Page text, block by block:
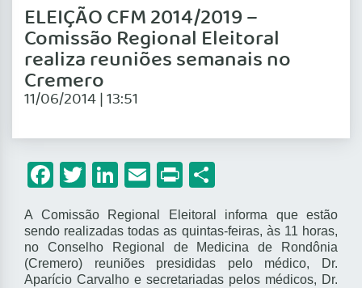
ELEIÇÃO CFM 2014/2019 –
Comissão Regional Eleitoral
realiza reuniões semanais no
Cremero
11/06/2014 | 13:51
Facebook
Twitter
LinkedIn
Email
Print
A Comissão Regional Eleitoral informa que estão
sendo realizadas todas as quintas-feiras, às 11 horas,
no Conselho Regional de Medicina de Rondônia
(Cremero) reuniões presididas pelo médico, Dr.
Aparício Carvalho e secretariadas pelos médicos, Dr.